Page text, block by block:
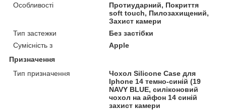
Особливості
Протиударний, Покриття
soft touch, Пилозахищений,
Захист камери
Тип застежки
Без застібки
Сумісність з
Apple
Призначення
Тип призначення
Чохол Silicone Case для
Iphone 14 темно-синій (19
NAVY BLUE, силіконовий
чохол на айфон 14 синій
захист камери